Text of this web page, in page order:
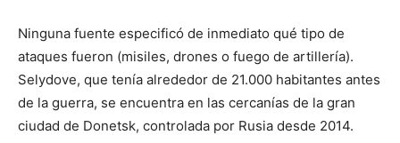
Ninguna fuente especificó de inmediato qué tipo de
ataques fueron (misiles, drones o fuego de artillería).
Selydove, que tenía alrededor de 21.000 habitantes antes
de la guerra, se encuentra en las cercanías de la gran
ciudad de Donetsk, controlada por Rusia desde 2014.